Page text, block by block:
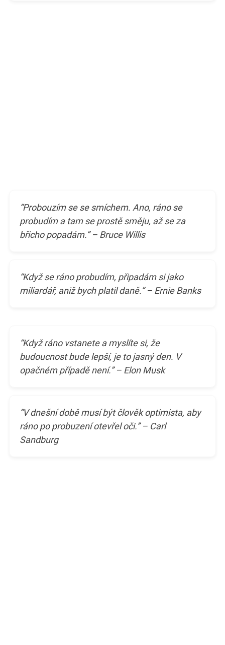
“Probouzím se se smíchem. Ano, ráno se
probudím a tam se prostě směju, až se za
břicho popadám.” – Bruce Willis
“Když se ráno probudím, připadám si jako
miliardář, aniž bych platil daně.” – Ernie Banks
“Když ráno vstanete a myslíte si, že
budoucnost bude lepší, je to jasný den. V
opačném případě není.” – Elon Musk
“V dnešní době musí být člověk optimista, aby
ráno po probuzení otevřel oči.” – Carl
Sandburg